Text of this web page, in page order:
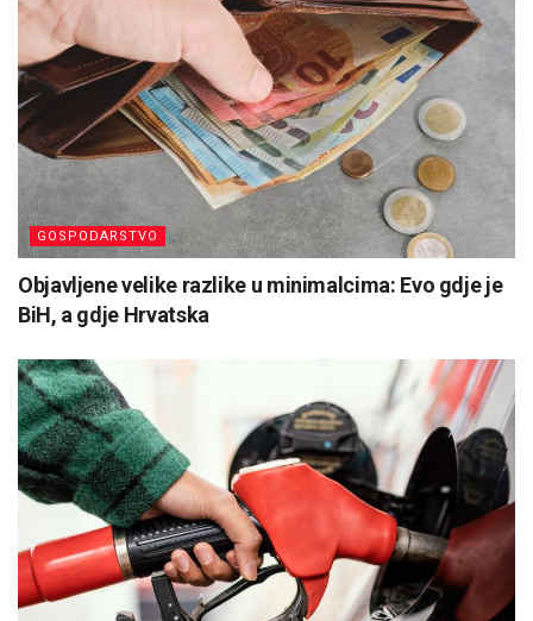
GOSPODARSTVO
Objavljene velike razlike u minimalcima: Evo gdje je
BiH, a gdje Hrvatska